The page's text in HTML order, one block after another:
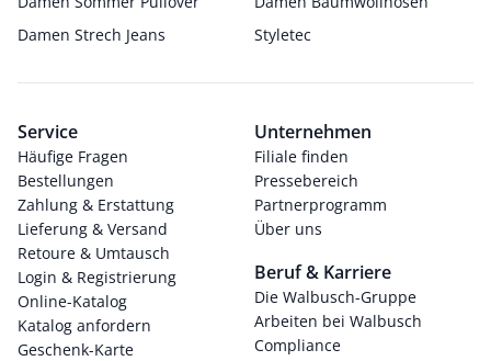
Damen Strech Jeans
Styletec
Service
Häufige Fragen
Bestellungen
Zahlung & Erstattung
Lieferung & Versand
Retoure & Umtausch
Login & Registrierung
Online-Katalog
Katalog anfordern
Geschenk-Karte
Unternehmen
Filiale finden
Pressebereich
Partnerprogramm
Über uns
Beruf & Karriere
Die Walbusch-Gruppe
Arbeiten bei Walbusch
Compliance